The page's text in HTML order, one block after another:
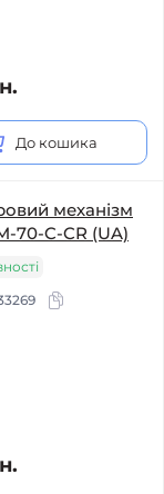
До кошика
механізм
70-C-CR (UA)